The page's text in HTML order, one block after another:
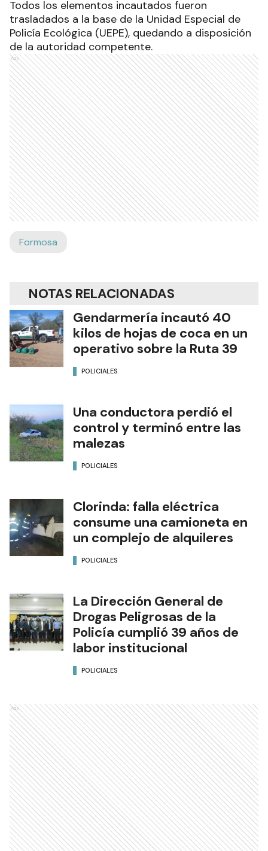
Todos los elementos incautados fueron
trasladados a la base de la Unidad Especial de
Policía Ecológica (UEPE), quedando a disposición
de la autoridad competente.
Ads
Formosa
NOTAS RELACIONADAS
Gendarmería incautó 40
kilos de hojas de coca en un
operativo sobre la Ruta 39
POLICIALES
Una conductora perdió el
control y terminó entre las
malezas
POLICIALES
Clorinda: falla eléctrica
consume una camioneta en
un complejo de alquileres
POLICIALES
La Dirección General de
Drogas Peligrosas de la
Policía cumplió 39 años de
labor institucional
POLICIALES
Ads